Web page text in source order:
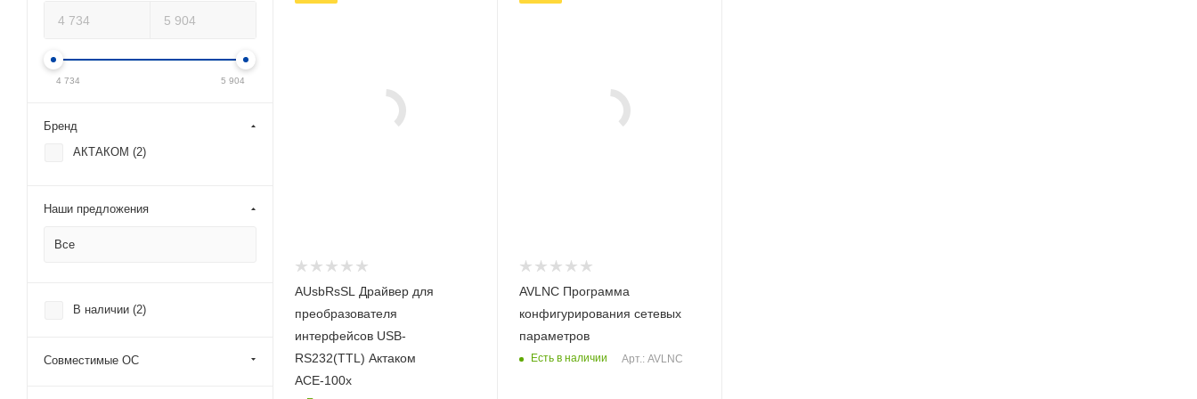
приборы
Windows XP x64
AUsbRsSL Драйвер для
преобразователя
интерфейсов USB-
RS232(TTL) Актаком
АСЕ-100x
приборы
AVLNC Программа
конфигурирования сетевых
параметров
Есть в наличии Арт.: AVLNC
4 734 5 904
Бренд
АКТАКОМ (2)
Наши предложения
Все
В наличии (2)
Совместимые ОС